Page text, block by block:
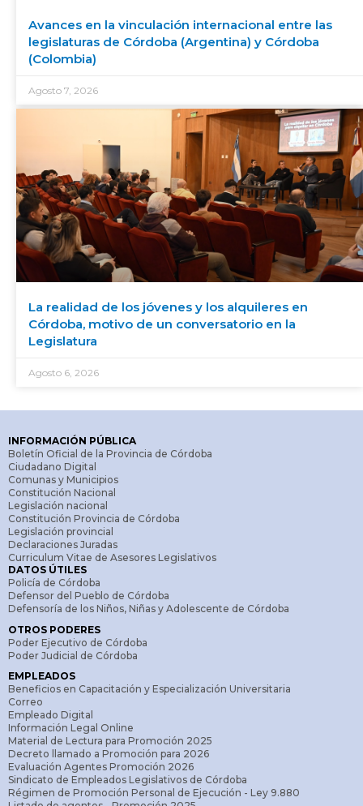
Avances en la vinculación internacional entre las
legislaturas de Córdoba (Argentina) y Córdoba
(Colombia)
Agosto 7, 2026
La realidad de los jóvenes y los alquileres en
Córdoba, motivo de un conversatorio en la
Legislatura
Agosto 6, 2026
INFORMACIÓN PÚBLICA
Boletín Oficial de la Provincia de Córdoba
Ciudadano Digital
Comunas y Municipios
Constitución Nacional
Legislación nacional
Constitución Provincia de Córdoba
Legislación provincial
Declaraciones Juradas
Curriculum Vitae de Asesores Legislativos
DATOS ÚTILES
Policía de Córdoba
Defensor del Pueblo de Córdoba
Defensoría de los Niños, Niñas y Adolescente de Córdoba
OTROS PODERES
Poder Ejecutivo de Córdoba
Poder Judicial de Córdoba
EMPLEADOS
Beneficios en Capacitación y Especialización Universitaria
Correo
Empleado Digital
Información Legal Online
Material de Lectura para Promoción 2025
Decreto llamado a Promoción para 2026
Evaluación Agentes Promoción 2026
Sindicato de Empleados Legislativos de Córdoba
Régimen de Promoción Personal de Ejecución - Ley 9.880